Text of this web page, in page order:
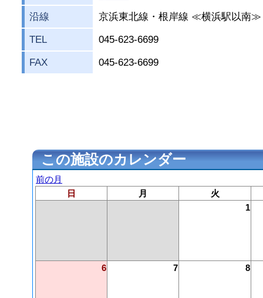
沿線 京浜東北線・根岸線 ≪横浜駅以南≫
TEL 045-623-6699
FAX 045-623-6699
この施設のカレンダー
前の月
日
月
火
1
6 7 8